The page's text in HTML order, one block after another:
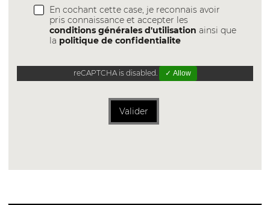
En cochant cette case, je reconnais avoir
pris connaissance et accepter les
conditions générales d'utilisation ainsi que
la politique de confidentialite
reCAPTCHA is disabled. ✓ Allow
Valider